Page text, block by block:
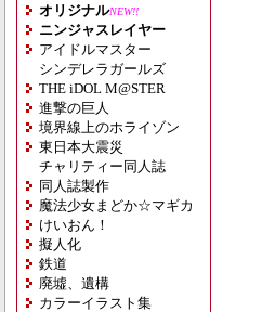
オリジナルNEW!!
ニンジャスレイヤー
アイドルマスター
シンデレラガールズ
THE iDOL M@STER
進撃の巨人
境界線上のホライゾン
東日本大震災
チャリティー同人誌
同人誌製作
魔法少女まどか☆マギカ
けいおん！
擬人化
鉄道
廃墟、遺構
カラーイラスト集